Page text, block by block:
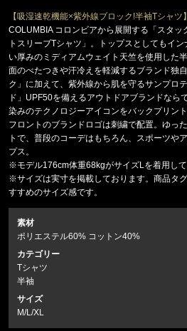
【吸湿速乾機能×紫外線ブロック!半袖Tシャツ】
COLUMBIA コロンビアから展開する「スタッ
トスリーブTシャツ」。トップスとしてもイ
い厚みのミディアムウェイト天竺を使用した
面のべたつきや汗冷えを軽減するブランド独
ク」に加えて、紫外線から肌を守るサンプロ
ド」UPF50を備えるアウトドアブランドなら
染みのテクノロジーアイコンをバックプリン
フロントのブランドロゴは刺繍で配置。ゆっ
トで、普段のコーデはもちろん、スポーツや
プス。
※モデル176cm体重68kgがサイズLを着用して
※サイズは実寸を掲載しております。商品タ
すすめのサイズ感です。
素材
ポリエステル60% コットン40%
カテゴリー
Tシャツ
半袖
サイズ
M/L/XL